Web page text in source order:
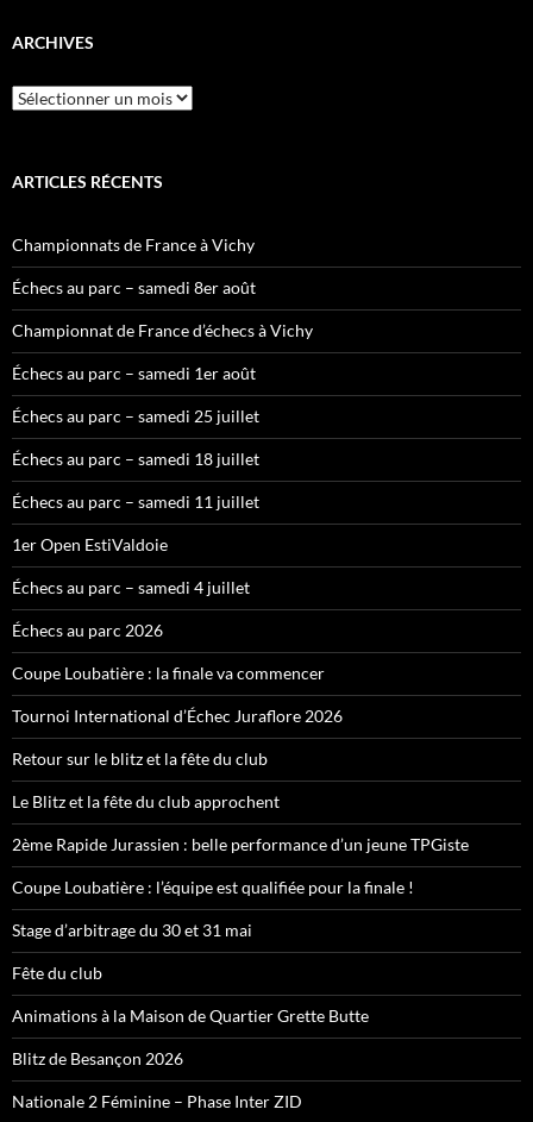
ARCHIVES
Archives
ARTICLES RÉCENTS
Championnats de France à Vichy
Échecs au parc – samedi 8er août
Championnat de France d’échecs à Vichy
Échecs au parc – samedi 1er août
Échecs au parc – samedi 25 juillet
Échecs au parc – samedi 18 juillet
Échecs au parc – samedi 11 juillet
1er Open EstiValdoie
Échecs au parc – samedi 4 juillet
Échecs au parc 2026
Coupe Loubatière : la finale va commencer
Tournoi International d’Échec Juraflore 2026
Retour sur le blitz et la fête du club
Le Blitz et la fête du club approchent
2ème Rapide Jurassien : belle performance d’un jeune TPGiste
Coupe Loubatière : l’équipe est qualifiée pour la finale !
Stage d’arbitrage du 30 et 31 mai
Fête du club
Animations à la Maison de Quartier Grette Butte
Blitz de Besançon 2026
Nationale 2 Féminine – Phase Inter ZID